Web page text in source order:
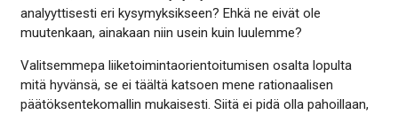
analyyttisesti eri kysymyksikseen? Ehkä ne eivät ole
muutenkaan, ainakaan niin usein kuin luulemme?
Valitsemmepa liiketoimintaorientoitumisen osalta lopulta
mitä hyvänsä, se ei täältä katsoen mene rationaalisen
päätöksentekomallin mukaisesti. Siitä ei pidä olla pahoillaan,